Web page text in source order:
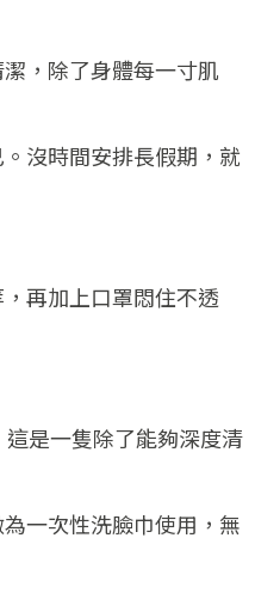
，除了身體每一寸肌
沒時間安排長假期，就
再加上口罩悶住不透
是一隻除了能夠深度清
一次性洗臉巾使用，無